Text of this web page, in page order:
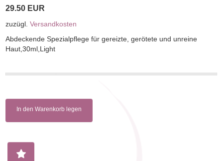
29.50 EUR
zuzügl.Versandkosten
Abdeckende Spezialpflege für gereizte, gerötete und unreine
Haut,30ml,Light
In den Warenkorb legen